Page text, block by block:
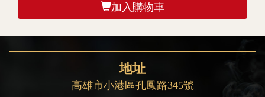
加入購物車
地址
高雄市小港區孔鳳路345號